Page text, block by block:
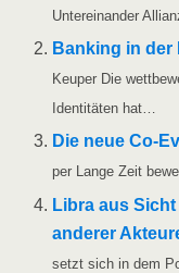
Unter­ein­an­der
Ban­king in der
Keu­per Die
Iden­ti­tä­ten hat…
Die neue Co-
per Lan­ge Zeit
Libra aus
ande­rer
setzt sich in dem